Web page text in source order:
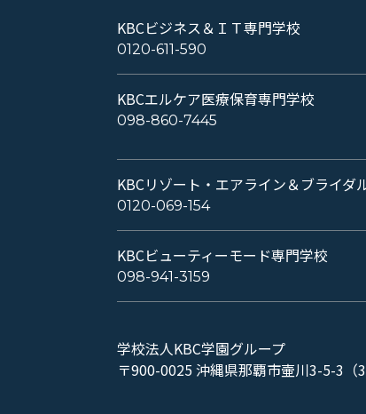
KBCビジネス＆ＩＴ専門学校
0120-611-590
KBCエルケア医療保育専門学校
098-860-7445
KBCリゾート・エアライン＆ブライダ
0120-069-154
KBCビューティーモード専門学校
098-941-3159
学校法人KBC学園グループ
〒900-0025 沖縄県那覇市壷川3-5-3（